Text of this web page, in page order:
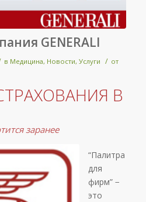
GENERALI
в Медицина, Новости, Услуги / от
В
заранее
“Палитра
для
фирм” −
это